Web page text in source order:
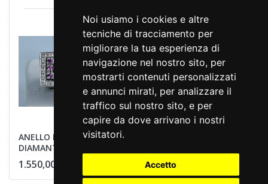
Noi usiamo i cookies e altre
tecniche di tracciamento per
migliorare la tua esperienza di
navigazione nel nostro sito, per
mostrarti contenuti personalizzati
e annunci mirati, per analizzare il
traffico sul nostro sito, e per
capire da dove arrivano i nostri
visitatori.
Accetto
ANELLO PONTE
DIAMANTI E RUBINI
1.550,00 €